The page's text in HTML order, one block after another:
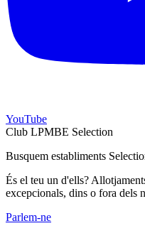
YouTube
Club LPMBE Selection
Busquem establiments
És el teu un d'ells?
excepcionals, dins o fora dels
Parlem-ne